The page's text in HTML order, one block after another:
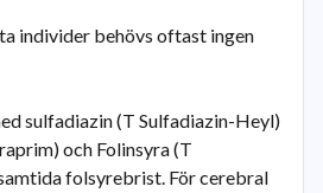
individer behövs oftast ingen
sulfadiazin (T Sulfadiazin-Heyl)
och Folinsyra (T
folsyrebrist. För cerebral